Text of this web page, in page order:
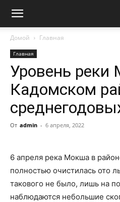
Домой Главная
Главная
Уровень
Кадомском
От admin - 6 апреля, 2022
6 апреля река Мокша в
полностью очистилась ото
такового не было, лишь на
наблюдаются небольшие